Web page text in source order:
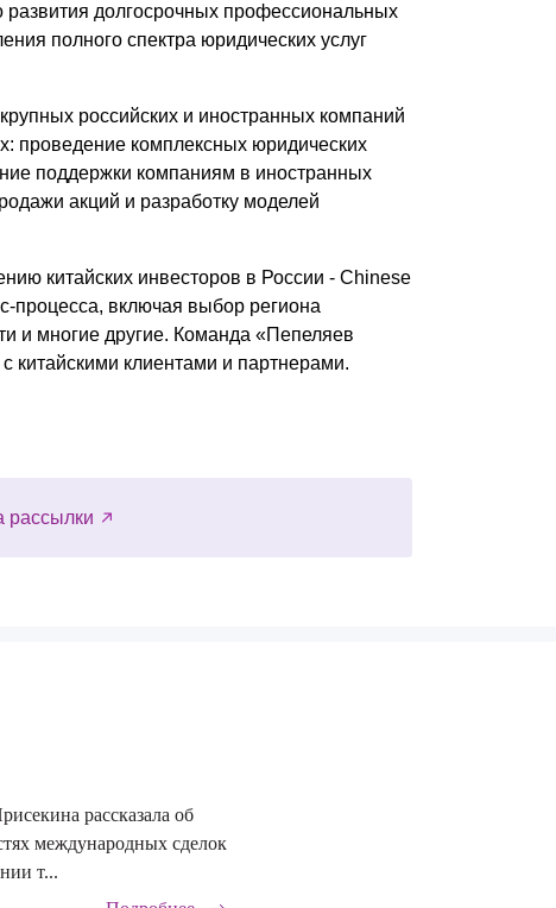
долгосрочных профессиональных
полного спектра юридических услуг
российских и иностранных компаний
проведение комплексных юридических
поддержки компаниям в иностранных
акций и разработку моделей
китайских инвесторов в России - Chinese
процесса, включая выбор региона
и многие другие. Команда «Пепеляев
китайскими клиентами и партнерами.
рассылки
рассказала об
международных сделок
т...